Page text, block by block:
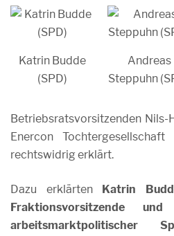
Katrin Budde
(SPD)
Andreas
Steppuhn
Betriebsratsvorsitzenden
Enercon
rechtswidrig erklärt.
Dazu erklärten Katrin
Fraktionsvorsitzende
arbeitsmarktpolitischer